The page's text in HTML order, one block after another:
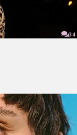
34